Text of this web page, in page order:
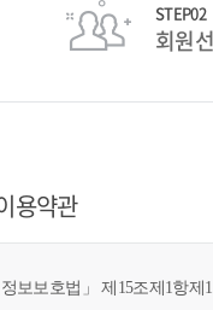
STEP02
회원
용약관
보보호법」 제15조제1항제